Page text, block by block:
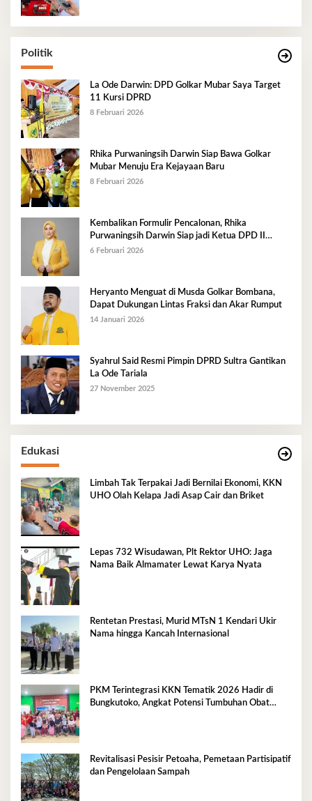
Politik
La Ode Darwin: DPD Golkar Mubar Saya Target
11 Kursi DPRD
8 Februari 2026
Rhika Purwaningsih Darwin Siap Bawa Golkar
Mubar Menuju Era Kejayaan Baru
8 Februari 2026
Kembalikan Formulir Pencalonan, Rhika
Purwaningsih Darwin Siap jadi Ketua DPD II
Golkar Mubar
6 Februari 2026
Heryanto Menguat di Musda Golkar Bombana,
Dapat Dukungan Lintas Fraksi dan Akar Rumput
14 Januari 2026
Syahrul Said Resmi Pimpin DPRD Sultra Gantikan
La Ode Tariala
27 November 2025
Edukasi
Limbah Tak Terpakai Jadi Bernilai Ekonomi, KKN
UHO Olah Kelapa Jadi Asap Cair dan Briket
Lepas 732 Wisudawan, Plt Rektor UHO: Jaga
Nama Baik Almamater Lewat Karya Nyata
Rentetan Prestasi, Murid MTsN 1 Kendari Ukir
Nama hingga Kancah Internasional
PKM Terintegrasi KKN Tematik 2026 Hadir di
Bungkutoko, Angkat Potensi Tumbuhan Obat
Revitalisasi Pesisir Petoaha, Pemetaan Partisipatif
dan Pengelolaan Sampah